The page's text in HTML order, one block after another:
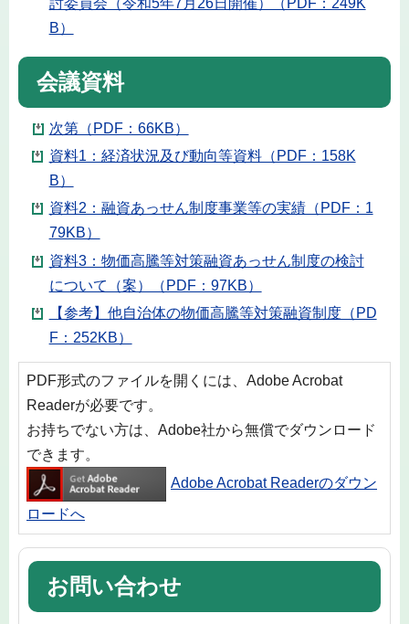
討委員会（令和5年7月26日開催）（PDF：249K
B）
会議資料
次第（PDF：66KB）
資料1：経済状況及び動向等資料（PDF：158K
B）
資料2：融資あっせん制度事業等の実績（PDF：1
79KB）
資料3：物価高騰等対策融資あっせん制度の検討
について（案）（PDF：97KB）
【参考】他自治体の物価高騰等対策融資制度（PD
F：252KB）
PDF形式のファイルを開くには、Adobe Acrobat
Readerが必要です。
お持ちでない方は、Adobe社から無償でダウンロード
できます。
Adobe Acrobat Readerのダウン
ロードへ
お問い合わせ